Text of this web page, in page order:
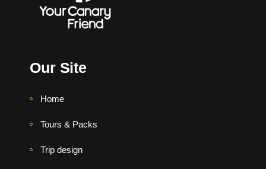
Our Site
Home
Tours & Packs
Trip design